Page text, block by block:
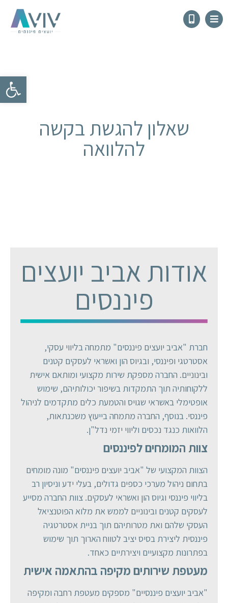
שאלון להגשת בקשה
להלוואה
אודות אביב יועצים
פיננסים
חברת "אביב יועצים פיננסים" מתמחה בליווי עסקי,
אסטרטגי ופיננסי, ובגיוס הון ואשראי לעסקים קטנים
ובינוניים. החברה מספקת שירות מקצועי ומותאם אישית
ללקוחותיה תוך התמקדות בשיפור יכולותיהם, שימוש
אופטימלי באשראי שגויס והטמעת כלים מתקדמים לניהול
פיננסי. בנוסף, החברה מתמחה בייעוץ משכנתאות,
הלוואות כנגד נכסים וליווי יזמי נדל"ן.
צוות המומחים לפיננסים
הצוות המקצועי של "אביב יועצים פיננסים" מונה מומחים
בתחום ניהול מערכי כספים גדולים, בעלי ידע וניסיון רב
בליווי פיננסי וגיוס הון ואשראי לעסקים. צוות החברה מסייע
לעסקים קטנים ובינוניים לממש את מלוא הפוטנציאל
העסקי שלהם ואת מטרותיהם תוך בניית אסטרטגיה
פיננסית ליצירת בסיס יציב לטווח הארוך תוך שימוש
בפתרונות מקצועיים ויצירתיים כאחד.
מעטפת שירותים מקיפה בהתאמה אישית
"אביב יועצים פיננסיים" מספקים מעטפת רחבה ומקיפה